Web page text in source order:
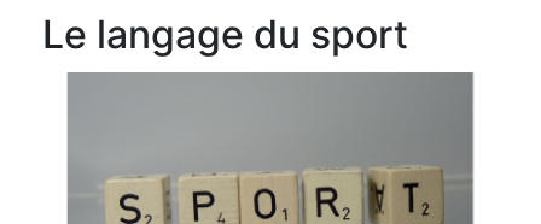
Le langage du sport